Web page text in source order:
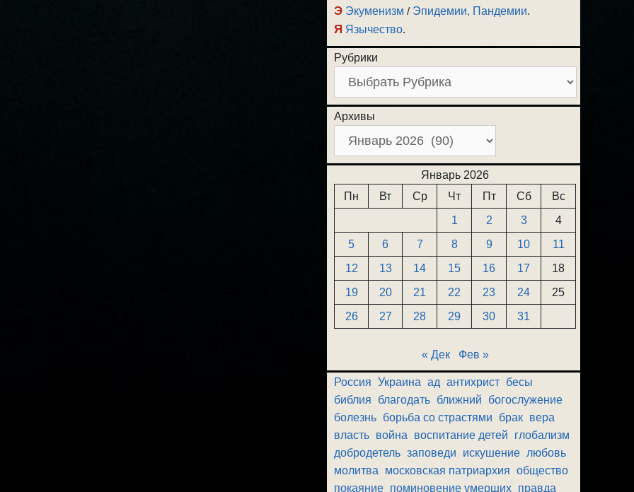
Э Экуменизм / Эпидемии, Пандемии.
Я Язычество.
Рубрики
Архивы
Январь 2026
Пн
Вт Ср Чт Пт Сб
Вс
1
2 3
4
5
6 7 8 9 10
11
12
13 14 15 16 17
18
19
20 21 22 23 24
25
26
27 28 29 30 31
« Дек Фев »
Россия Украина ад антихрист бесы
библия
благодать ближний
богослужение
болезнь борьба со страстями брак вера
власть война воспитание детей
глобализм
добродетель заповеди искушение любовь
молитва
московская патриархия
общество
покаяние поминовение умерших правда